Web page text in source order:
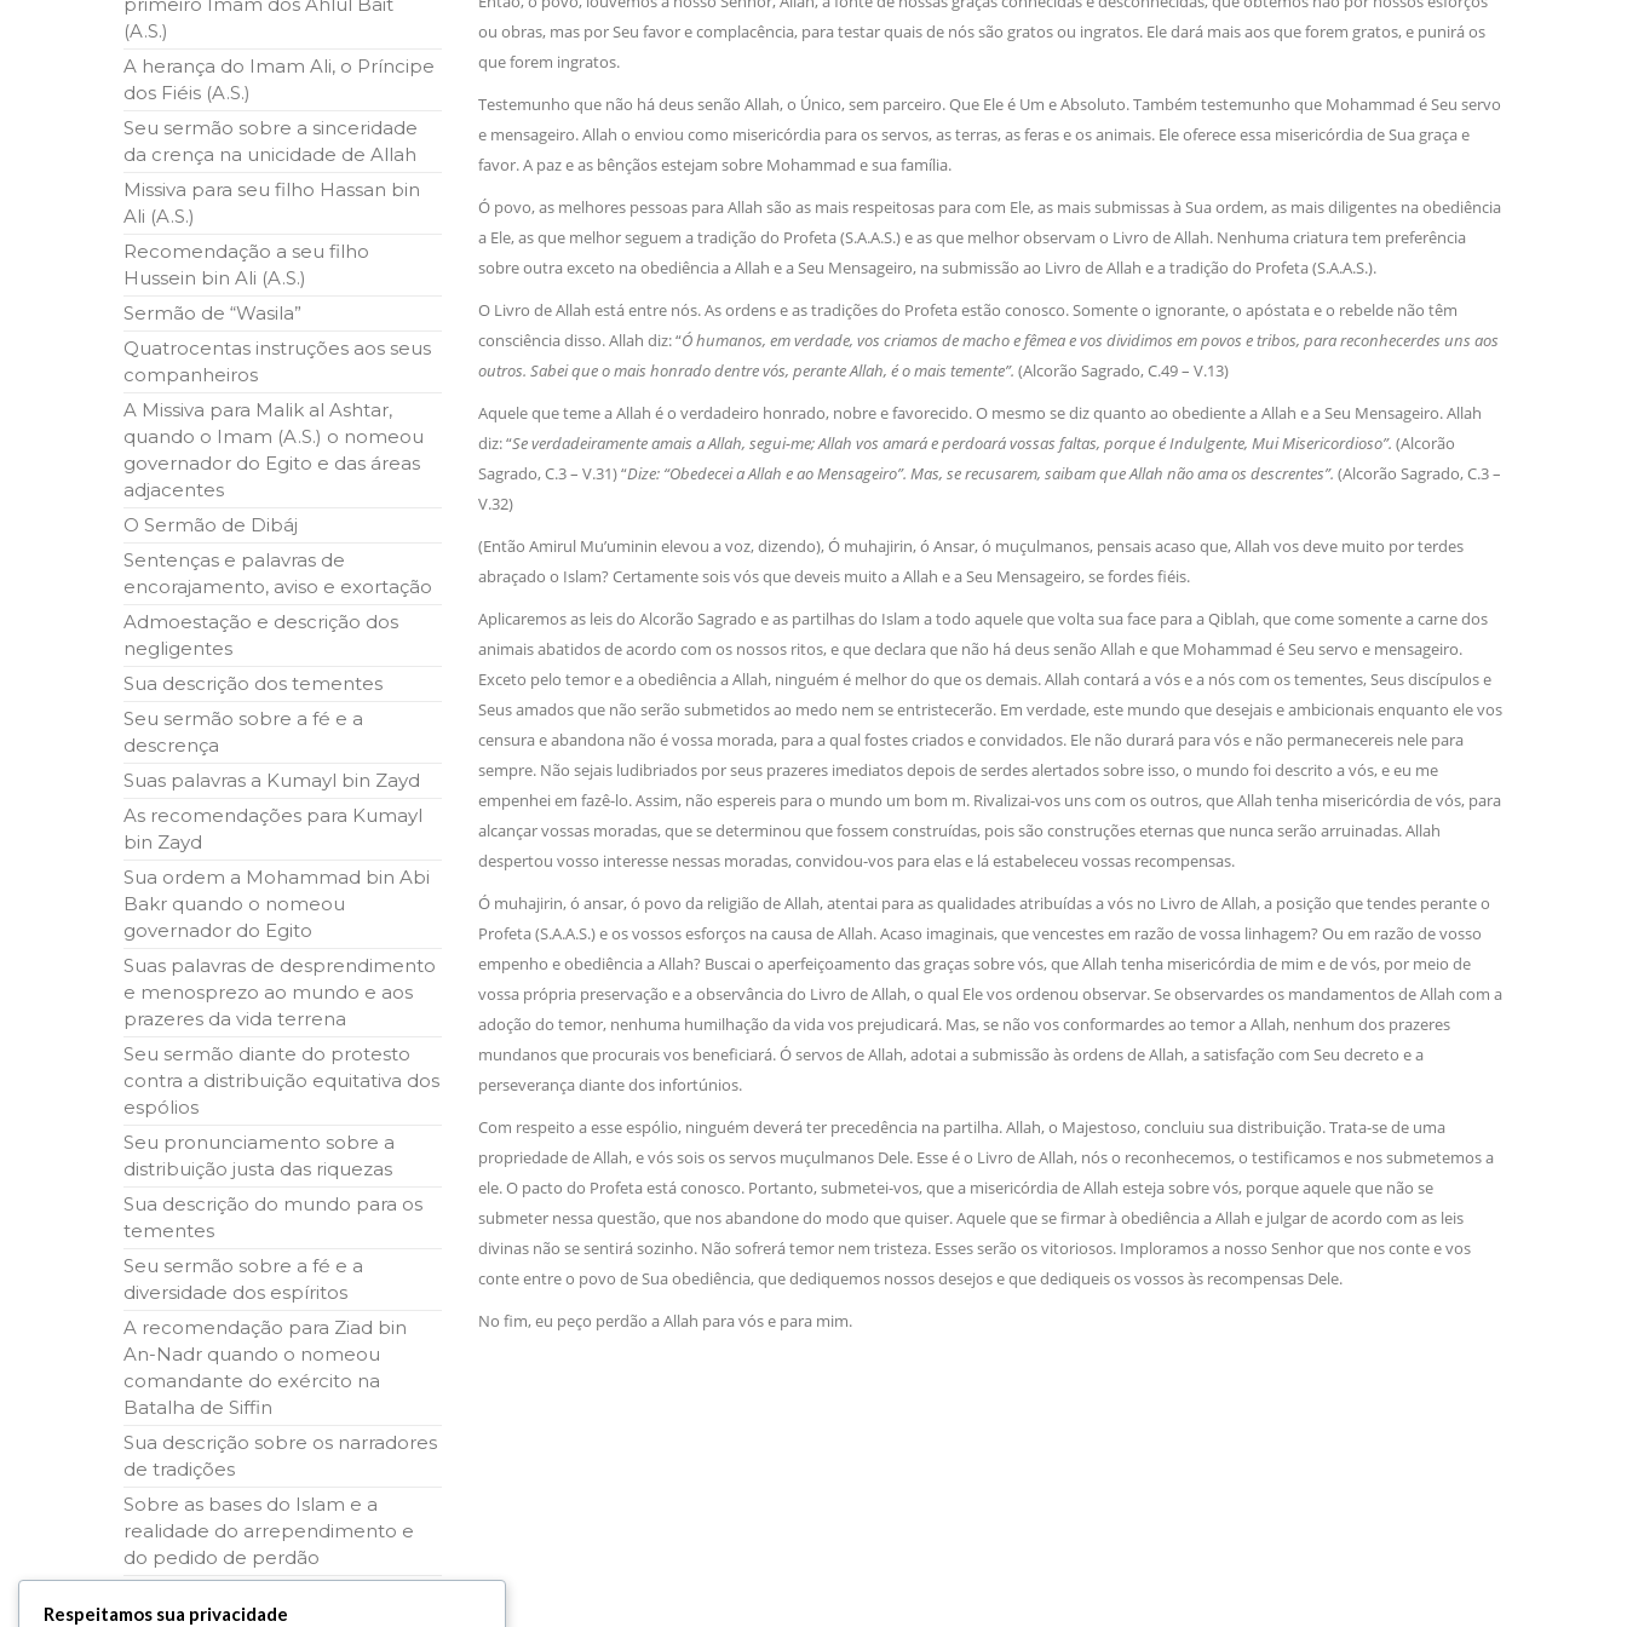
ter entrado numa guerra cultural e religiosa de magnitude. Mais
Hejrita. Desejamos a todos os irmãos e irmãs um novo
10 DE NOVEMBRO DE 2013
Falecimento do Imam Ali Ibn Al-Hussein (A.S.)
Em nome de Deus, o Clemente, o Misericordioso! Diante da data em que
relembramos o martírio do quarto Imam dos muçulmanos, o Imam Ali Ibn Al-
Hussein Ibn Ali Ibn Abi Táleb (A.S.), conhecido por “Zein Al-Ábidin” (Formosura
3 DE JULHO DE 2014
Relações Exteriores da República Islâmica do Irã
Na noite da quinta-feira, 03 de Abril, o Centro Islâmico no Brasil recebeu em sua
do Irã, Sr. Kamal Kharrazi, que encontra-se visitando
(A.S.)
A herança do Imam Ali, o Príncipe
dos Fiéis (A.S.)
Seu sermão sobre a sinceridade
da crença na unicidade de Allah
Missiva para seu filho Hassan bin
Ali (A.S.)
Recomendação a seu filho
Hussein bin Ali (A.S.)
Sermão de “Wasila”
Quatrocentas instruções aos seus
companheiros
A Missiva para Malik al Ashtar,
quando o Imam (A.S.) o nomeou
governador do Egito e das áreas
adjacentes
O Sermão de Dibáj
Sentenças e palavras de
encorajamento, aviso e exortação
Admoestação e descrição dos
negligentes
Sua descrição dos tementes
Seu sermão sobre a fé e a
descrença
Suas palavras a Kumayl bin Zayd
As recomendações para Kumayl
bin Zayd
Sua ordem a Mohammad bin Abi
Bakr quando o nomeou
governador do Egito
Suas palavras de desprendimento
e menosprezo ao mundo e aos
prazeres da vida terrena
Seu sermão diante do protesto
contra a distribuição equitativa dos
espólios
Seu pronunciamento sobre a
distribuição justa das riquezas
Sua descrição do mundo para os
tementes
Seu sermão sobre a fé e a
diversidade dos espíritos
A recomendação para Ziad bin
An-Nadr quando o nomeou
comandante do exército na
Batalha de Siffin
Sua descrição sobre os narradores
de tradições
Sobre as bases do Islam e a
realidade do arrependimento e
do pedido de perdão
Hassan (A.S.)
ou obras, mas por Seu favor e complacência, para testar quais de nós são gratos ou ingratos. Ele dará mais aos que forem gratos, e punirá os
que forem ingratos.
Testemunho que não há deus senão Allah, o Único, sem parceiro. Que Ele é Um e Absoluto. Também testemunho que Mohammad é Seu servo
e mensageiro. Allah o enviou como misericórdia para os servos, as terras, as feras e os animais. Ele oferece essa misericórdia de Sua graça e
favor. A paz e as bênçãos estejam sobre Mohammad e sua família.
Ó povo, as melhores pessoas para Allah são as mais respeitosas para com Ele, as mais submissas à Sua ordem, as mais diligentes na obediência
a Ele, as que melhor seguem a tradição do Profeta (S.A.A.S.) e as que melhor observam o Livro de Allah. Nenhuma criatura tem preferência
sobre outra exceto na obediência a Allah e a Seu Mensageiro, na submissão ao Livro de Allah e a tradição do Profeta (S.A.A.S.).
O Livro de Allah está entre nós. As ordens e as tradições do Profeta estão conosco. Somente o ignorante, o apóstata e o rebelde não têm
consciência disso. Allah diz: “Ó humanos, em verdade, vos criamos de macho e fêmea e vos dividimos em povos e tribos, para reconhecerdes uns aos
outros. Sabei que o mais honrado dentre vós, perante Allah, é o mais temente”. (Alcorão Sagrado, C.49 – V.13)
Aquele que teme a Allah é o verdadeiro honrado, nobre e favorecido. O mesmo se diz quanto ao obediente a Allah e a Seu Mensageiro. Allah
diz: “Se verdadeiramente amais a Allah, segui-me; Allah vos amará e perdoará vossas faltas, porque é Indulgente, Mui Misericordioso”. (Alcorão
Sagrado, C.3 – V.31) “Dize: “Obedecei a Allah e ao Mensageiro”. Mas, se recusarem, saibam que Allah não ama os descrentes”. (Alcorão Sagrado, C.3 –
V.32)
(Então Amirul Mu’uminin elevou a voz, dizendo), Ó muhajirin, ó Ansar, ó muçulmanos, pensais acaso que, Allah vos deve muito por terdes
abraçado o Islam? Certamente sois vós que deveis muito a Allah e a Seu Mensageiro, se fordes fiéis.
Aplicaremos as leis do Alcorão Sagrado e as partilhas do Islam a todo aquele que volta sua face para a Qiblah, que come somente a carne dos
animais abatidos de acordo com os nossos ritos, e que declara que não há deus senão Allah e que Mohammad é Seu servo e mensageiro.
Exceto pelo temor e a obediência a Allah, ninguém é melhor do que os demais. Allah contará a vós e a nós com os tementes, Seus discípulos e
Seus amados que não serão submetidos ao medo nem se entristecerão. Em verdade, este mundo que desejais e ambicionais enquanto ele vos
censura e abandona não é vossa morada, para a qual fostes criados e convidados. Ele não durará para vós e não permanecereis nele para
sempre. Não sejais ludibriados por seus prazeres imediatos depois de serdes alertados sobre isso, o mundo foi descrito a vós, e eu me
empenhei em fazê-lo. Assim, não espereis para o mundo um bom m. Rivalizai-vos uns com os outros, que Allah tenha misericórdia de vós, para
alcançar vossas moradas, que se determinou que fossem construídas, pois são construções eternas que nunca serão arruinadas. Allah
despertou vosso interesse nessas moradas, convidou-vos para elas e lá estabeleceu vossas recompensas.
Ó muhajirin, ó ansar, ó povo da religião de Allah, atentai para as qualidades atribuídas a vós no Livro de Allah, a posição que tendes perante o
Profeta (S.A.A.S.) e os vossos esforços na causa de Allah. Acaso imaginais, que vencestes em razão de vossa linhagem? Ou em razão de vosso
empenho e obediência a Allah? Buscai o aperfeiçoamento das graças sobre vós, que Allah tenha misericórdia de mim e de vós, por meio de
vossa própria preservação e a observância do Livro de Allah, o qual Ele vos ordenou observar. Se observardes os mandamentos de Allah com a
adoção do temor, nenhuma humilhação da vida vos prejudicará. Mas, se não vos conformardes ao temor a Allah, nenhum dos prazeres
mundanos que procurais vos beneficiará. Ó servos de Allah, adotai a submissão às ordens de Allah, a satisfação com Seu decreto e a
perseverança diante dos infortúnios.
Com respeito a esse espólio, ninguém deverá ter precedência na partilha. Allah, o Majestoso, concluiu sua distribuição. Trata-se de uma
propriedade de Allah, e vós sois os servos muçulmanos Dele. Esse é o Livro de Allah, nós o reconhecemos, o testificamos e nos submetemos a
ele. O pacto do Profeta está conosco. Portanto, submetei-vos, que a misericórdia de Allah esteja sobre vós, porque aquele que não se
submeter nessa questão, que nos abandone do modo que quiser. Aquele que se firmar à obediência a Allah e julgar de acordo com as leis
divinas não se sentirá sozinho. Não sofrerá temor nem tristeza. Esses serão os vitoriosos. Imploramos a nosso Senhor que nos conte e vos
conte entre o povo de Sua obediência, que dediquemos nossos desejos e que dediqueis os vossos às recompensas Dele.
No fim, eu peço perdão a Allah para vós e para mim.
Respeitamos sua privacidade